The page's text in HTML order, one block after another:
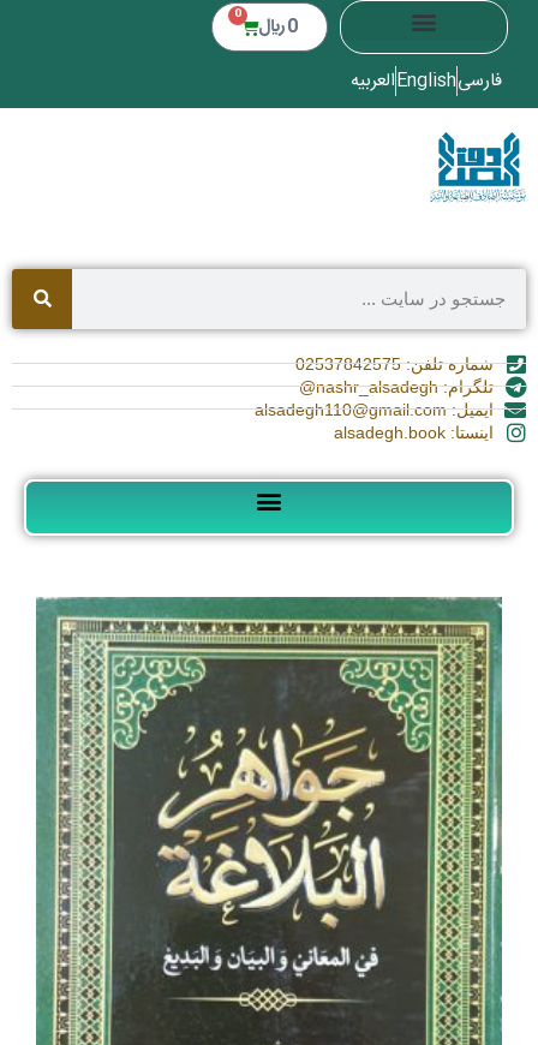
0 ﷼ 0
فارسیEnglishالعربیه
شماره تلفن: 02537842575
تلگرام: nashr_alsadegh@
ایمیل: alsadegh110@gmail.com
اینستا: alsadegh.book